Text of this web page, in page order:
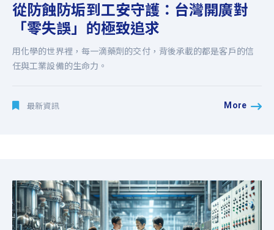
從防蝕防垢到工安守護：台灣開廣對
「零失誤」的極致追求
用化學的世界裡，每一滴藥劑的交付，背後承載的都是客戶的信
任與工業設備的生命力。
最新資訊 More